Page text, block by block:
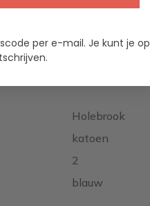
Holebrook
katoen
2
blauw
per e-mail. Je kunt je op